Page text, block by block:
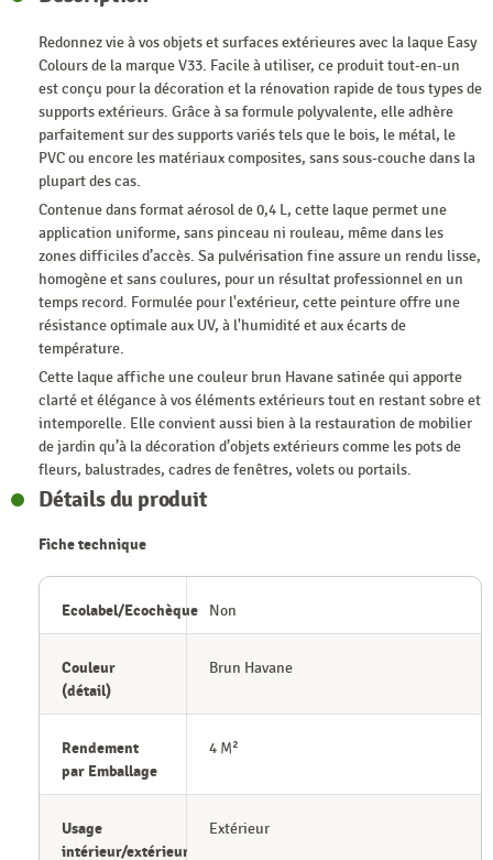
Redonnez vie à vos objets et surfaces extérieures avec la laque Easy
Colours de la marque V33. Facile à utiliser, ce produit tout-en-un
est conçu pour la décoration et la rénovation rapide de tous types de
supports extérieurs. Grâce à sa formule polyvalente, elle adhère
parfaitement sur des supports variés tels que le bois, le métal, le
PVC ou encore les matériaux composites, sans sous-couche dans la
plupart des cas.
Contenue dans format aérosol de 0,4 L, cette laque permet une
application uniforme, sans pinceau ni rouleau, même dans les
zones difficiles d’accès. Sa pulvérisation fine assure un rendu lisse,
homogène et sans coulures, pour un résultat professionnel en un
temps record. Formulée pour l'extérieur, cette peinture offre une
résistance optimale aux UV, à l'humidité et aux écarts de
température.
Cette laque affiche une couleur brun Havane satinée qui apporte
clarté et élégance à vos éléments extérieurs tout en restant sobre et
intemporelle. Elle convient aussi bien à la restauration de mobilier
de jardin qu’à la décoration d’objets extérieurs comme les pots de
fleurs, balustrades, cadres de fenêtres, volets ou portails.
Détails du produit
Fiche technique
Ecolabel/Ecochèque Non
Couleur
(détail)
Brun Havane
Rendement
par Emballage
4 M²
Usage
intérieur/extérieur
Extérieur